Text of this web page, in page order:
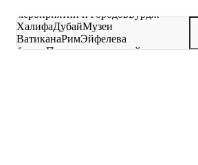
мероприятий и городовБурдж-
ХалифаДубайМузеи
ВатиканаРимЭйфелева
башняПарижмероприятий и